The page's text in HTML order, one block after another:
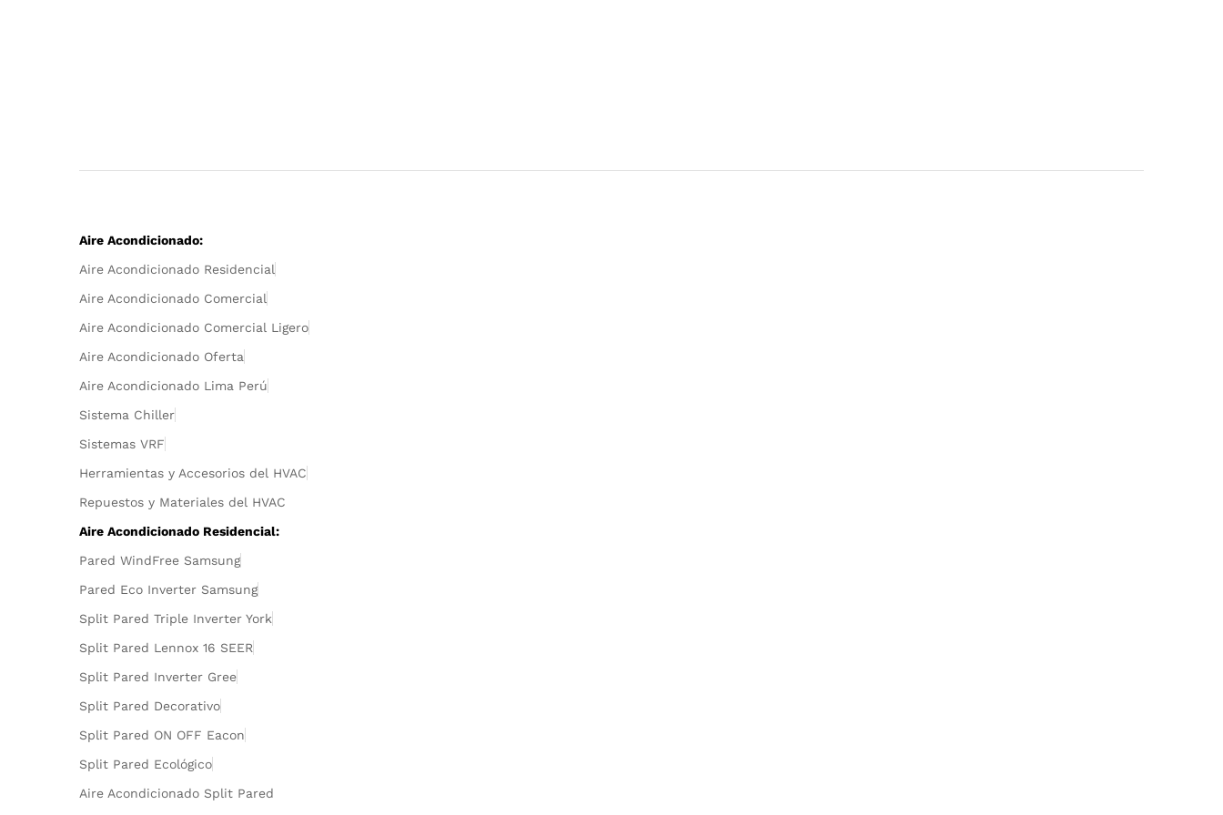
Aire Acondicionado:
Aire Acondicionado Residencial
Aire Acondicionado Comercial
Aire Acondicionado Comercial Ligero
Aire Acondicionado Oferta
Aire Acondicionado Lima Perú
Sistema Chiller
Sistemas VRF
Herramientas y Accesorios del HVAC
Repuestos y Materiales del HVAC
Aire Acondicionado Residencial:
Pared WindFree Samsung
Pared Eco Inverter Samsung
Split Pared Triple Inverter York
Split Pared Lennox 16 SEER
Split Pared Inverter Gree
Split Pared Decorativo
Split Pared ON OFF Eacon
Split Pared Ecológico
Aire Acondicionado Split Pared